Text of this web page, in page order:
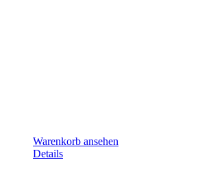
Warenkorb ansehen
Details